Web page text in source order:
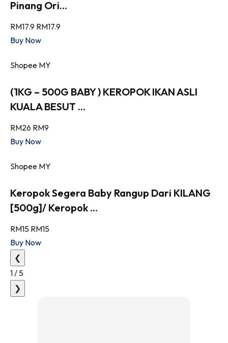
Pinang Ori...
RM17.9 RM17.9
Buy Now
Shopee MY
(1KG – 500G BABY ) KEROPOK IKAN ASLI
KUALA BESUT ...
RM26 RM9
Buy Now
Shopee MY
Keropok Segera Baby Rangup Dari KILANG
[500g]/ Keropok ...
RM15 RM15
Buy Now
❮
1/ 5
❯